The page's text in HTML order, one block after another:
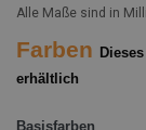
Alle Maße sind in
Farben
erhältlich
Basisfarben